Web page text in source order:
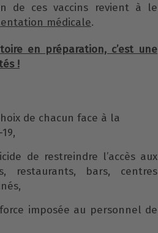
de ces vaccins revient à le
médicale.
en préparation, c’est une
!
de chacun face à la
de restreindre l’accès aux
restaurants, bars, centres
imposée au personnel de